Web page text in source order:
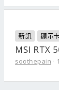
新訊 顯示
MSI RTX
soothepain